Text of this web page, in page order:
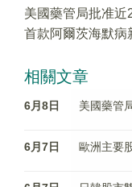
美國藥管局批准近
首款阿爾茨海默病
相關文章
6月8日 美國藥管
6月7日 歐洲主要